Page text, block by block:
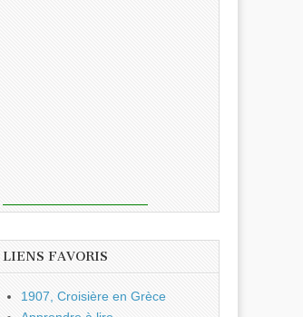
LIENS FAVORIS
1907, Croisière en Grèce